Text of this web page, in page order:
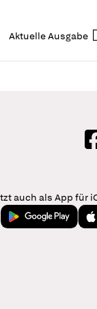
Aktuelle Ausgabe
login
auch als App für
Jetzt bei Google